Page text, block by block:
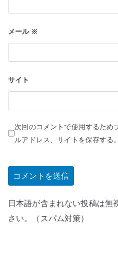
メール ※
サイト
次回のコメントで使用するため
ルアドレス、サイトを保存する。
日本語が含まれない投稿は無
さい。（スパム対策）